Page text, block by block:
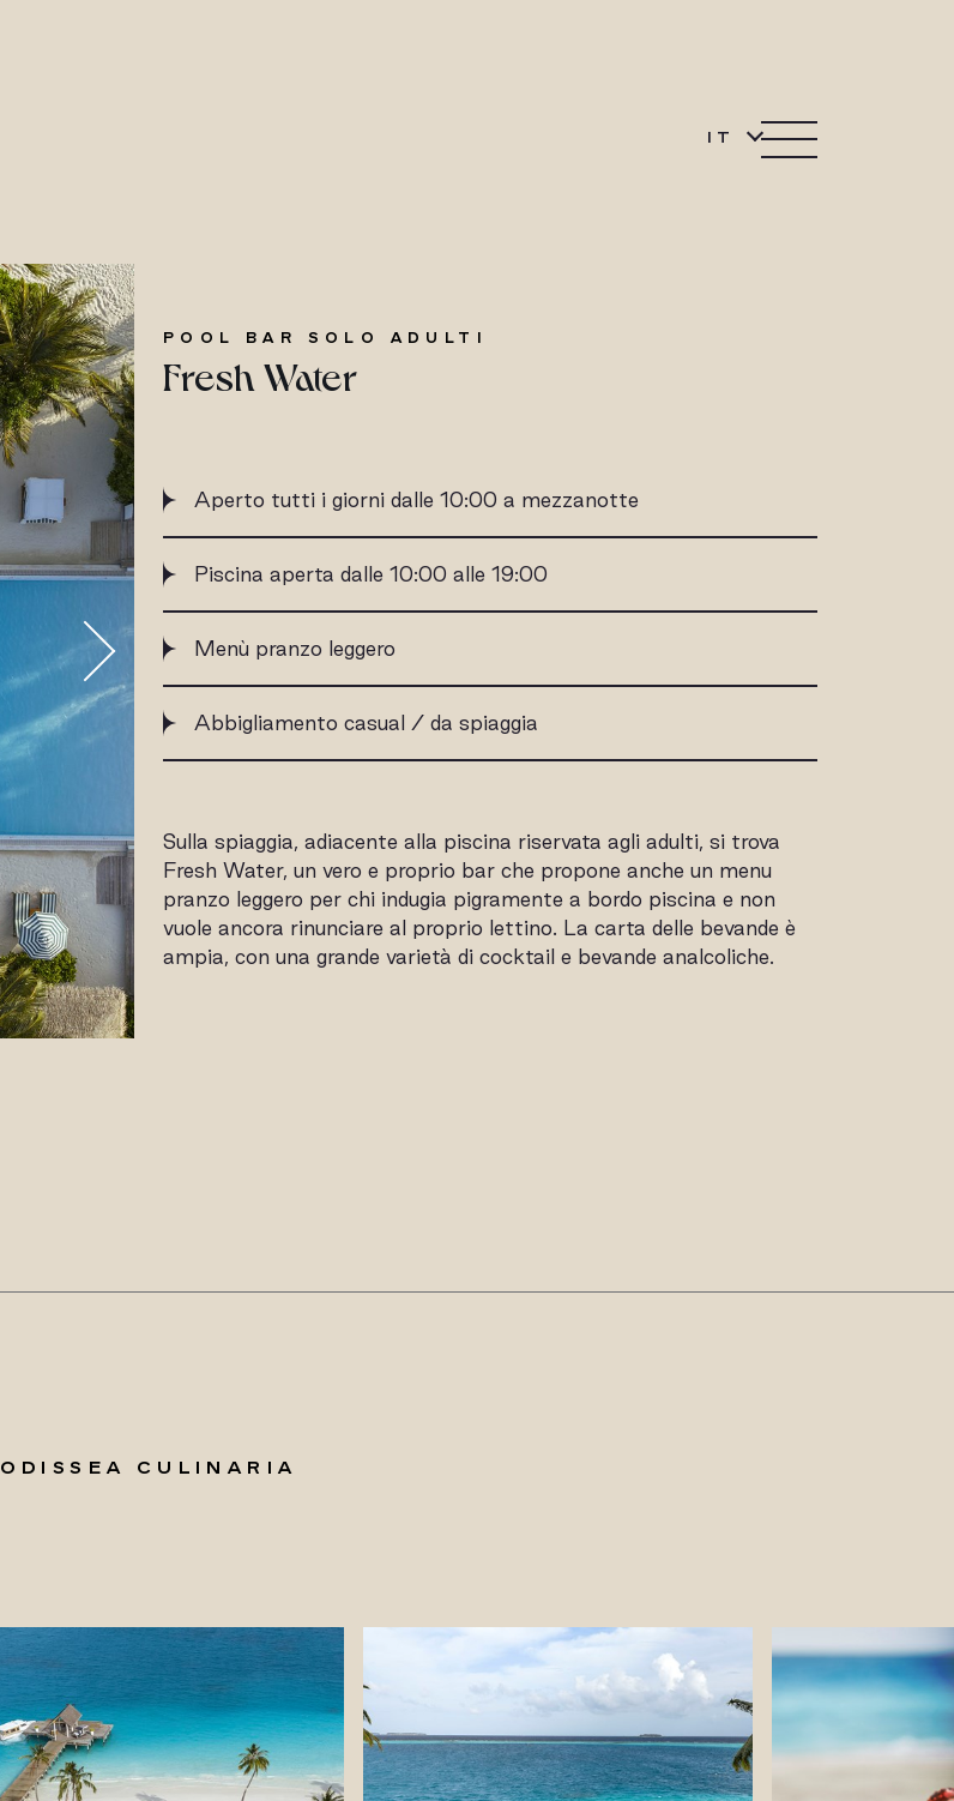
IT
POOL BAR SOLO ADULTI
Fresh Water
Aperto tutti i giorni dalle 10:00 a mezzanotte
Piscina aperta dalle 10:00 alle 19:00
Menù pranzo leggero
Abbigliamento casual / da spiaggia
Sulla spiaggia, adiacente alla piscina riservata agli adulti, si trova
Fresh Water, un vero e proprio bar che propone anche un menu
pranzo leggero per chi indugia pigramente a bordo piscina e non
vuole ancora rinunciare al proprio lettino. La carta delle bevande è
ampia, con una grande varietà di cocktail e bevande analcoliche.
ODISSEA CULINARIA